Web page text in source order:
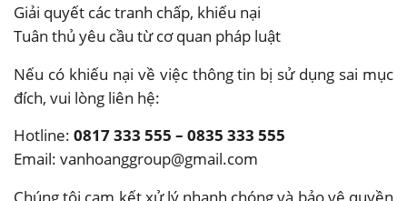
Giải quyết các tranh chấp, khiếu nại
Tuân thủ yêu cầu từ cơ quan pháp luật
Nếu có khiếu nại về việc thông tin bị sử dụng sai mục
đích, vui lòng liên hệ:
Hotline: 0817 333 555 – 0835 333 555
Email: vanhoanggroup@gmail.com
Chúng tôi cam kết xử lý nhanh chóng và bảo vệ quyền